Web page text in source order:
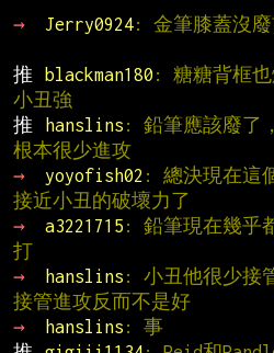
→
Jerry0924: 金筆膝蓋沒廢
推
blackman180 : 糖糖背框也
小丑強
推
hanslins : 鉛筆應該廢了
根本很少進攻
→
yoyofish02 : 總決現在這
接近小丑的破壞力了
→
a3221715 : 鉛筆現在幾乎
打
→
hanslins : 小丑他很少接
接管進攻反而不是好
→
hanslins : 事